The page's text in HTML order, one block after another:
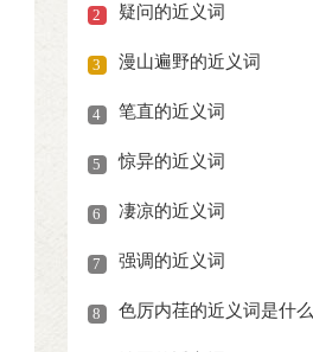
2 疑问的近义词
3 漫山遍野的近义词
4 笔直的近义词
5 惊异的近义词
6 凄凉的近义词
7 强调的近义词
8 色厉内荏的近义词是什么